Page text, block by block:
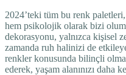
2024’teki tüm bu renk
hem psikolojik olarak bizi
dekorasyonu, yalnızca kişisel
zamanda ruh halinizi de
renkler konusunda bilinçli
ederek, yaşam alanınızı daha